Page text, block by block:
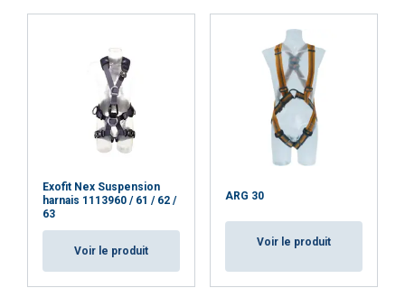
Exofit Nex Suspension
harnais 1113960 / 61 / 62 /
63
Voir le produit
ARG 30
Voir le produit
AFFICHER LES DÉTAILS
Cookie Policy